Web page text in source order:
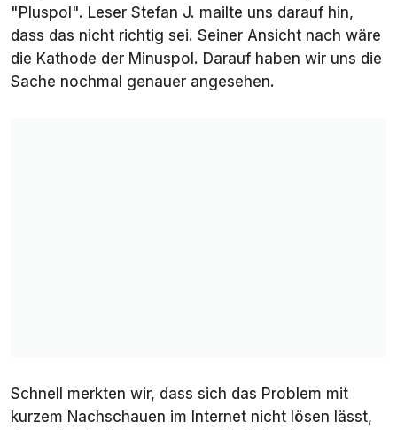
"Pluspol". Leser Stefan J. mailte uns darauf hin,
dass das nicht richtig sei. Seiner Ansicht nach wäre
die Kathode der Minuspol. Darauf haben wir uns die
Sache nochmal genauer angesehen.
Schnell merkten wir, dass sich das Problem mit
kurzem Nachschauen im Internet nicht lösen lässt,